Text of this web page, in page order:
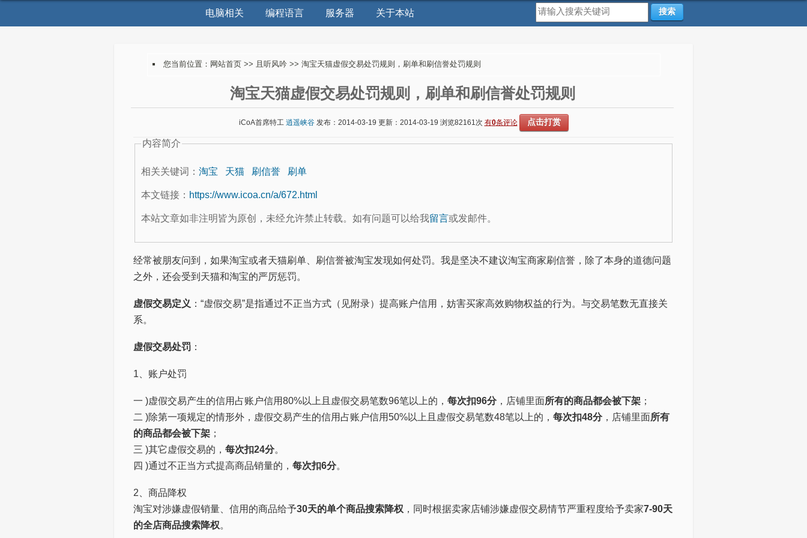
电脑相关 编程语言 服务器 关于本站 搜索
您当前位置： 网站首页>> 且听风吟>> 淘宝天猫虚假交易处罚规则，刷单和刷信誉处罚规则
淘宝天猫虚假交易处罚规则，刷单和刷信誉处罚规则
iCoA首席特工 逍遥峡谷发布：2014-03-19 更新：2014-03-19 浏览82161次 有0条评论 点击打赏
内容简介
相关关键词： 淘宝 天猫 刷信誉 刷单
本文链接： https://www.icoa.cn/a/672.html
本站文章如非注明皆为原创，未经允许禁止转载。如有问题可以给我留言或发邮件。
经常被朋友问到，如果淘宝或者天猫刷单、刷信誉被淘宝发现如何处罚。我是坚决不建议淘宝商家刷信誉，除了本身的道德问题
之外，还会受到天猫和淘宝的严厉惩罚。
虚假交易定义 ：“虚假交易”是指通过不正当方式（见附录）提高账户信用，妨害买家高效购物权益的行为。与交易笔数无直接关
系。
虚假交易处罚 ：
1、账户处罚
一 )虚假交易产生的信用占账户信用80%以上且虚假交易笔数96笔以上的， 每次扣96分，店铺里面所有的商品都会被下架 ；
二 )除第一项规定的情形外，虚假交易产生的信用占账户信用50%以上且虚假交易笔数48笔以上的， 每次扣48分，店铺里面所有
的商品都会被下架 ；
三 )其它虚假交易的， 每次扣24分。
四 )通过不正当方式提高商品销量的， 每次扣6分。
2、商品降权
淘宝对涉嫌虚假销量、信用的商品给予30天的单个商品搜索降权 ，同时根据卖家店铺涉嫌虚假交易情节严重程度给予卖家7-90天
的全店商品搜索降权。